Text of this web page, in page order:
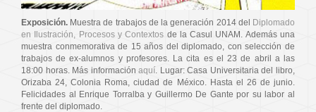
Exposición. Muestra de trabajos de la generación 2014 del
Diplomado
en Ilustración, Procesos y Contextos de la Casul UNAM. Además una
muestra conmemorativa de 15 años del diplomado, con selección de
trabajos de ex-alumnos y profesores. La cita es el 23 de abril a las
18:00 horas. Más informaciónaquí
. Lugar: Casa Universitaria del libro,
Orizaba 24, Colonia Roma, ciudad de México. Hasta el 26 de junio.
Felicidades al Enrique Torralba y Guillermo De Gante por su labor al
frente del diplomado.